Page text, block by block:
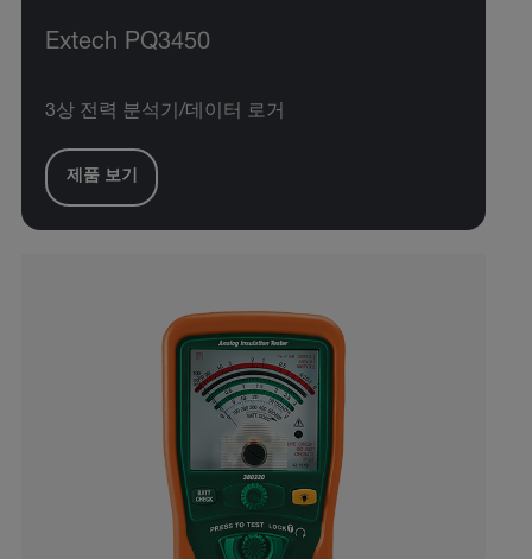
Extech PQ3450
3상 전력 분석기/데이터 로거
제품 보기